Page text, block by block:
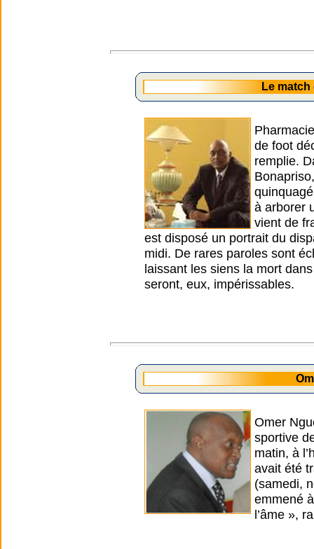
Le match
de foot
remplie.
à arborer
vient de
est disposé un portrait du
midi. De rares paroles sont
laissant les siens la mort
seront, eux, impérissables.
Omer
sportive
matin, à
avait été
(samedi,
emmené
l’âme »,